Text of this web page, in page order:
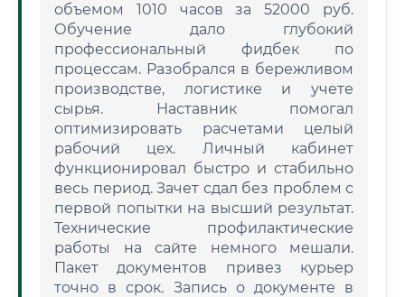
объемом 1010 часов за 52000 руб.
Обучение дало глубокий
профессиональный фидбек по
процессам. Разобрался в бережливом
производстве, логистике и учете
сырья. Наставник помогал
оптимизировать расчетами целый
рабочий цех. Личный кабинет
функционировал быстро и стабильно
весь период. Зачет сдал без проблем с
первой попытки на высший результат.
Технические профилактические
работы на сайте немного мешали.
Пакет документов привез курьер
точно в срок. Запись о документе в